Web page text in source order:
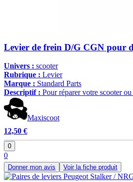
Levier de frein D/G CGN pour
Univers : scooter
Rubrique : Levier
Marque : Standard Parts
Descriptif : Pour réparer votre scooter
Maxiscoot
12,50 €
0
0
Donner mon avis Voir la fiche produit